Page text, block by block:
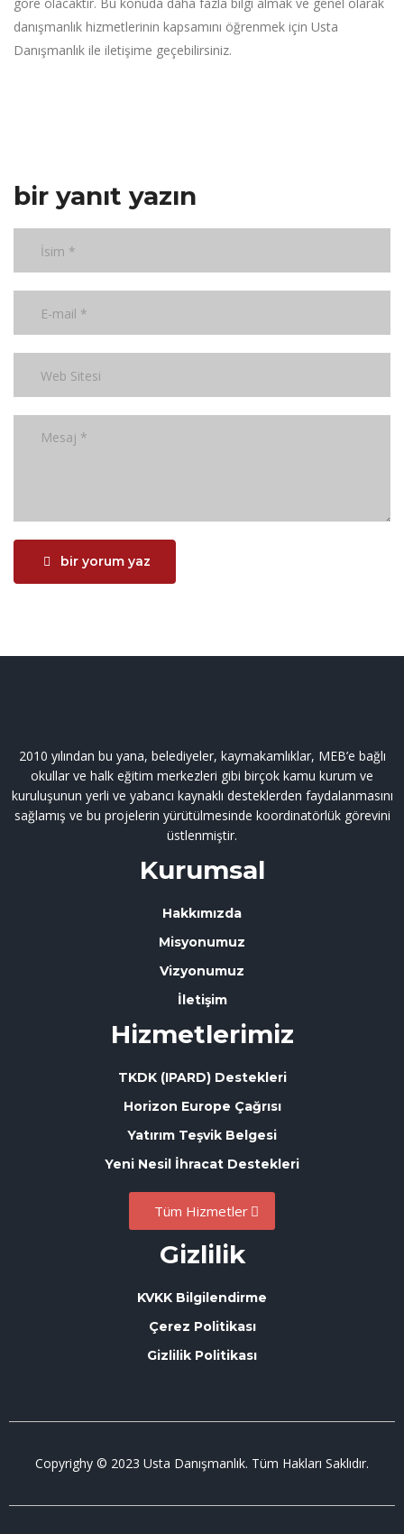
danışmanlık hizmetlerinin kapsamını öğrenmek için Usta
Danışmanlık ile iletişime geçebilirsiniz.
bir yanıt yazın
bir yorum yaz
2010 yılından bu yana, belediyeler, kaymakamlıklar, MEB’e bağlı
okullar ve halk eğitim merkezleri gibi birçok kamu kurum ve
kuruluşunun yerli ve yabancı kaynaklı desteklerden faydalanmasını
sağlamış ve bu projelerin yürütülmesinde koordinatörlük görevini
üstlenmiştir.
Kurumsal
Hakkımızda
Misyonumuz
Vizyonumuz
İletişim
Hizmetlerimiz
TKDK (IPARD) Destekleri
Horizon Europe Çağrısı
Yatırım Teşvik Belgesi
Yeni Nesil İhracat Destekleri
Tüm Hizmetler
Gizlilik
KVKK Bilgilendirme
Çerez Politikası
Gizlilik Politikası
Copyrighy © 2023 Usta Danışmanlık. Tüm Hakları Saklıdır.